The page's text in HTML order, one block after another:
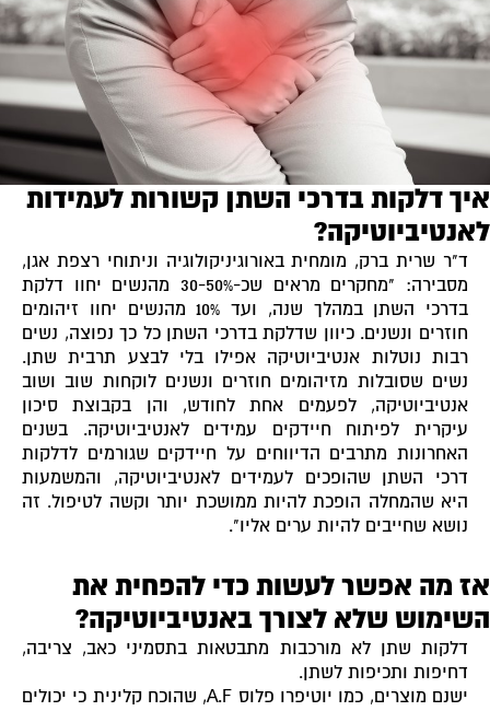
איך דלקות בדרכי השתן קשורות לעמידות
לאנטיביוטיקה?
ד"ר שרית ברק, מומחית באורוגיניקולוגיה וניתוחי רצפת אגן,
מסבירה: "מחקרים מראים שכ-30-50% מהנשים יחוו דלקת
בדרכי השתן במהלך שנה, ועד 10% מהנשים יחוו זיהומים
חוזרים ונשנים. כיוון שדלקת בדרכי השתן כל כך נפוצה, נשים
רבות נוטלות אנטיביוטיקה אפילו בלי לבצע תרבית שתן.
נשים שסובלות מזיהומים חוזרים ונשנים לוקחות שוב ושוב
אנטיביוטיקה, לפעמים אחת לחודש, והן בקבוצת סיכון
עיקרית לפיתוח חיידקים עמידים לאנטיביוטיקה. בשנים
האחרונות מתרבים הדיווחים על חיידקים שגורמים לדלקות
דרכי השתן שהופכים לעמידים לאנטיביוטיקה, והמשמעות
היא שהמחלה הופכת להיות ממושכת יותר וקשה לטיפול. זה
נושא שחייבים להיות ערים אליו".
אז מה אפשר לעשות כדי להפחית את
השימוש שלא לצורך באנטיביוטיקה?
דלקות שתן לא מורכבות מתבטאות בתסמיני כאב, צריבה,
דחיפות ותכיפות לשתן.
ישנם מוצרים, כמו יוטיפרו פלוס A.F, שהוכח קלינית כי יכולים